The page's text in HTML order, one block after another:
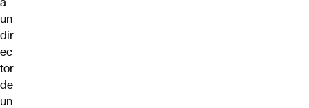
un
dir
ec
tor
de
un